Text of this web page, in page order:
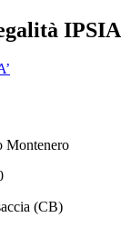
IPSIA
Montenero
(CB)